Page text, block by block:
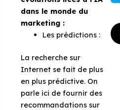
dans le monde du
marketing :
Les prédictions :
La recherche sur
Internet se fait de plus
en plus prédictive. On
parle ici de fournir des
recommandations sur